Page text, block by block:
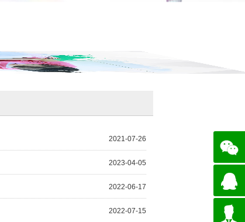
2021-07-26
2023-04-05
2022-06-17
2022-07-15